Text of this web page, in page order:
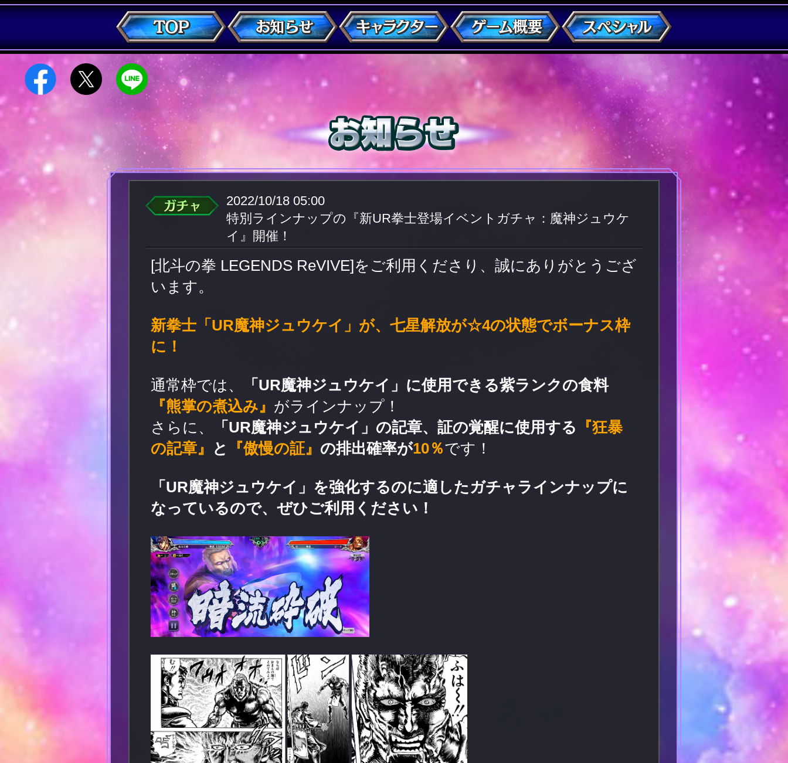
2022/10/18 05:00
特別ラインナップの『新UR拳士登場イベントガチャ：魔神ジュウケ
イ』開催！
[北斗の拳 LEGENDS ReVIVE]をご利用くださり、誠にありがとうござ
います。
新拳士「UR魔神ジュウケイ」が、七星解放が☆4の状態でボーナス枠
に！
通常枠では、
「UR魔神ジュウケイ」に使用できる紫ランクの食料
『熊掌の煮込み』 がラインナップ！
さらに、
「UR魔神ジュウケイ」の記章、証の覚醒に使用する 『狂暴
の記章』 と 『傲慢の証』 の排出確率が10％です！
「UR魔神ジュウケイ」を強化するのに適したガチャラインナップに
なっているので、ぜひご利用ください！